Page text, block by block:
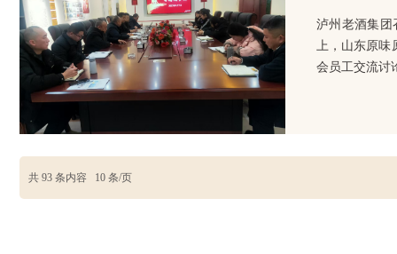
泸州老酒集团
上，山东原味
会员工交流讨
共 93 条内容 10 条/页